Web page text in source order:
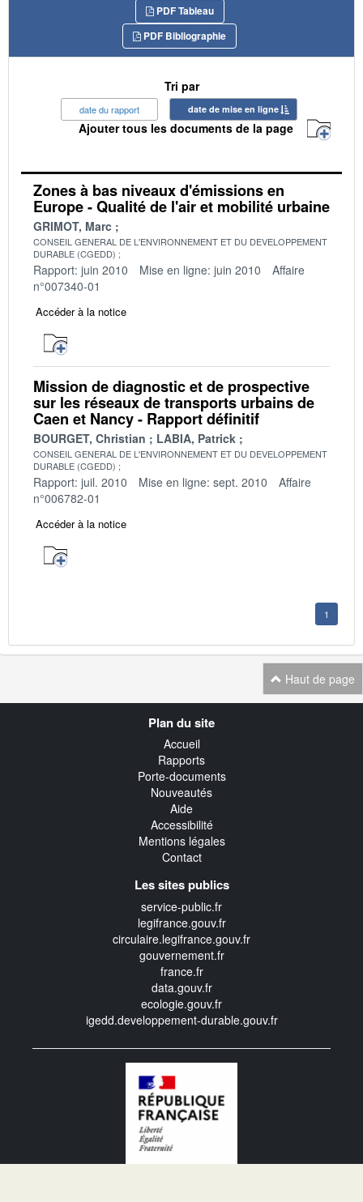
PDF Tableau
PDF Bibliographie
Tri par
date du rapport date de mise en ligne
Ajouter tous les documents de la page
Zones à bas niveaux d'émissions en
Europe - Qualité de l'air et mobilité urbaine
GRIMOT, Marc
CONSEIL GENERAL DE L'ENVIRONNEMENT ET DU DEVELOPPEMENT
DURABLE (CGEDD)
Rapport: juin 2010 Mise en ligne: juin 2010
Affaire
n°007340-01
Accéder à la notice
Mission de diagnostic et de prospective
sur les réseaux de transports urbains de
Caen et Nancy - Rapport définitif
BOURGET, Christian LABIA, Patrick
CONSEIL GENERAL DE L'ENVIRONNEMENT ET DU DEVELOPPEMENT
DURABLE (CGEDD)
Rapport: juil. 2010 Mise en ligne: sept. 2010
Affaire
n°006782-01
Accéder à la notice
1
Haut de page
Plan du site
Accueil
Rapports
Porte-documents
Nouveautés
Aide
Accessibilité
Mentions légales
Contact
Les sites publics
service-public.fr
legifrance.gouv.fr
circulaire.legifrance.gouv.fr
gouvernement.fr
france.fr
data.gouv.fr
ecologie.gouv.fr
igedd.developpement-durable.gouv.fr